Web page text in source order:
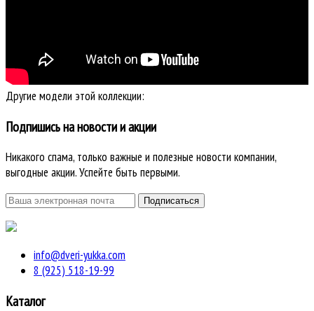
Другие модели этой коллекции:
Подпишись на новости и акции
Никакого спама, только важные и полезные новости компании,
выгодные акции. Успейте быть первыми.
info@dveri-yukka.com
8 (925) 518-19-99
Каталог